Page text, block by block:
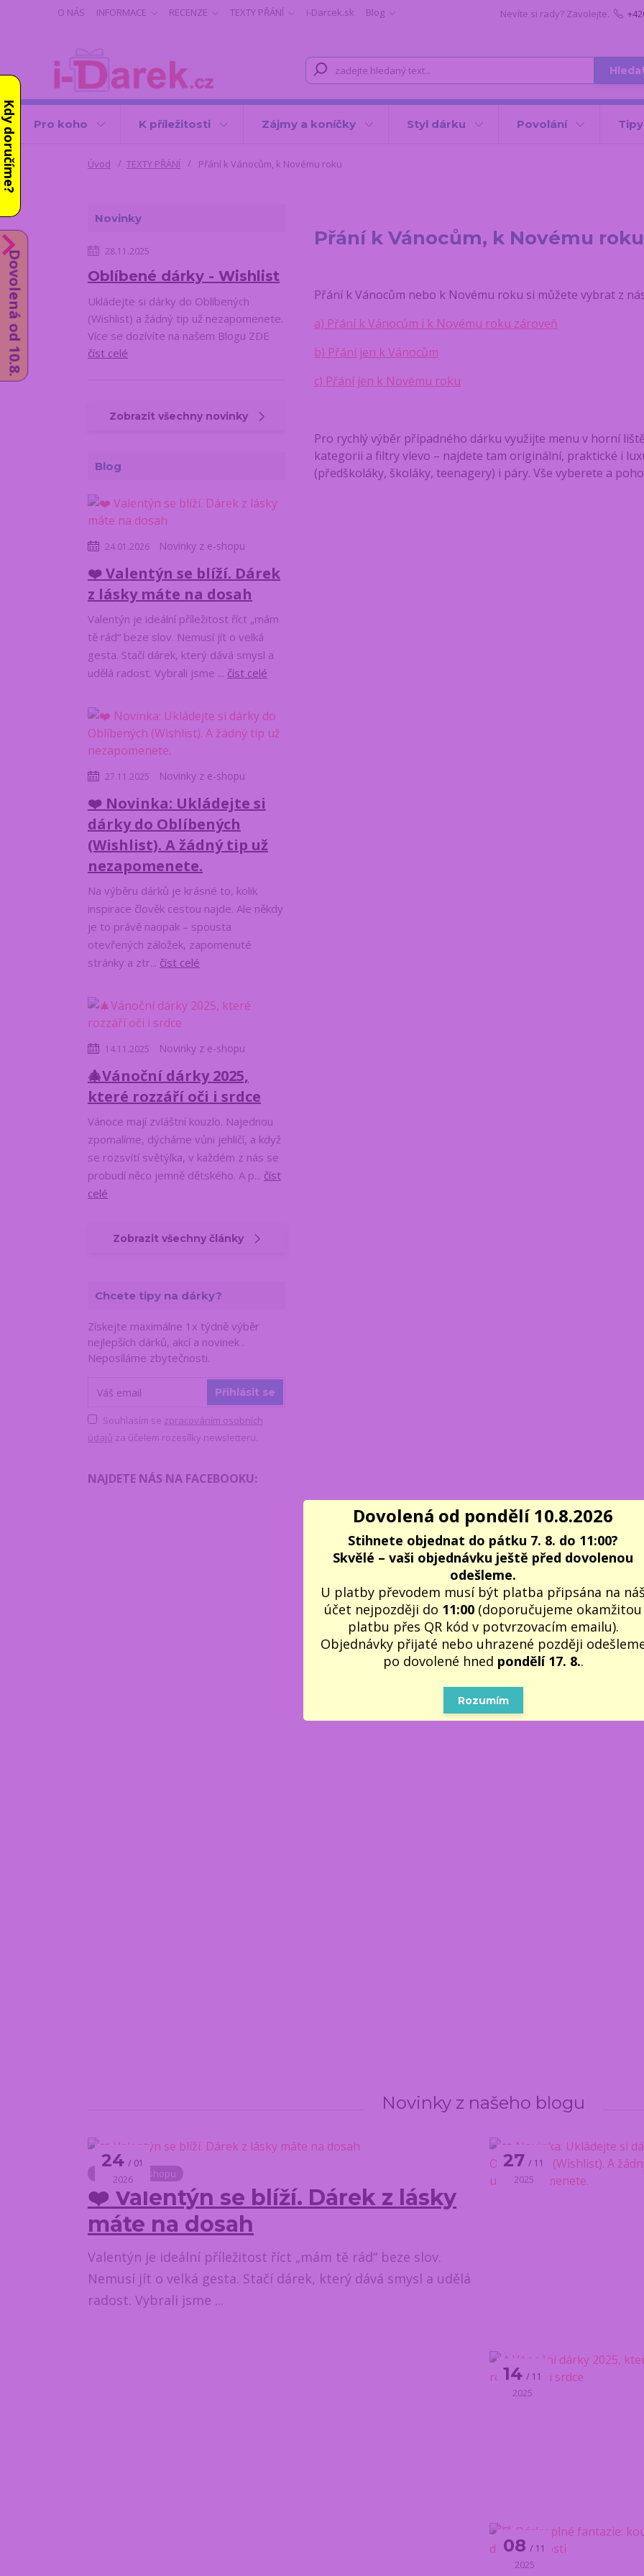
O NÁS INFORMACE RECENZE TEXTY PŘÁNÍ i-Darcek.sk Blog Nevíte si rady? Zavolejte.
Pro koho K příležitosti Zájmy a koníčky Styl dárku Povolání
Úvod TEXTY PŘÁNÍ Přání k Vánocům, k Novému roku
Novinky
28.11.2025
Oblíbené dárky - Wishlist
Ukládejte si dárky do Oblíbených
(Wishlist) a žádný tip už nezapomenete.
Více se dozívíte na našem Blogu ZDE
číst celé
Zobrazit všechny novinky
Blog
24.01.2026 Novinky z e-shopu
❤️ Valentýn se blíží. Dárek
z lásky máte na dosah
Valentýn je ideální příležitost říct „mám
tě rád“ beze slov. Nemusí jít o velká
gesta. Stačí dárek, který dává smysl a
udělá radost. Vybrali jsme ... číst celé
27.11.2025 Novinky z e-shopu
❤️ Novinka: Ukládejte si
dárky do Oblíbených
(Wishlist). A žádný tip už
nezapomenete.
Na výběru dárků je krásné to, kolik
inspirace člověk cestou najde. Ale někdy
je to právě naopak – spousta
otevřených záložek, zapomenuté
stránky a ztr... číst celé
14.11.2025 Novinky z e-shopu
🎄Vánoční dárky 2025,
které rozzáří oči i srdce
Vánoce mají zvláštní kouzlo. Najednou
zpomalíme, dýcháme vůni jehličí, a když
se rozsvítí světýlka, v každém z nás se
probudí něco jemně dětského. A p... číst
celé
Zobrazit všechny články
Chcete tipy na dárky?
Získejte maximálne 1x týdně výběr
nejlepších dárků, akcí a novinek .
Neposíláme zbytečnosti.
Přihlásit se
Souhlasím se zpracováním osobních
údajů za účelem rozesílky newsletteru.
NAJDETE NÁS NA FACEBOOKU:
Přání k Vánocům, k Novému roku
Přání k Vánocům nebo k Novému roku si můžete vybrat z
a) Přání k Vánocům i k Novému roku zároveň
b) Přání jen k Vánocům
c) Přání jen k Novému roku
Pro rychlý výběr případného dárku využijte menu v horní
kategorii a filtry vlevo – najdete tam originální, praktické i
(předškoláky, školáky, teenagery) i páry. Vše vyberete a
Novinky z našeho blogu
24 01
2026
Novinky z e-shopu
❤️ Valentýn se blíží. Dárek z lásky
máte na dosah
Valentýn je ideální příležitost říct „mám tě rád“ beze slov.
Nemusí jít o velká gesta. Stačí dárek, který dává smysl a udělá
radost. Vybrali jsme ...
27 11
2025
14 11
2025
08 11
2025
Dovolená od pondělí 10.8.2026
Stihnete objednat do pátku 7. 8. do 11:00?
Skvělé – vaši objednávku ještě před dovolenou
odešleme.
U platby převodem musí být platba připsána na
účet nejpozději do 11:00 (doporučujeme okamžitou
platbu přes QR kód v potvrzovacím emailu).
Objednávky přijaté nebo uhrazené později
po dovolené hned pondělí 17. 8..
Rozumím
Dovolená od 10.8.
Kdy doručíme?